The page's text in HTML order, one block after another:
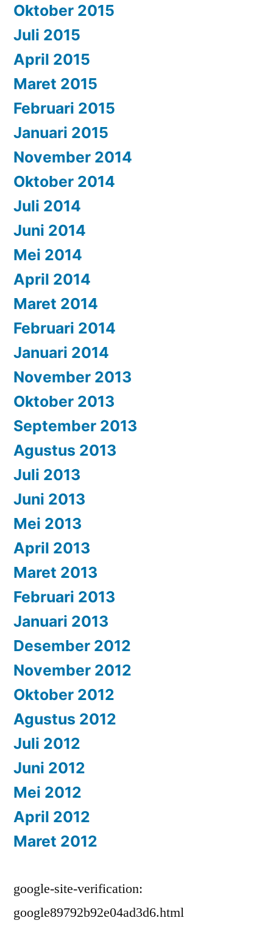
Oktober 2015
Juli 2015
April 2015
Maret 2015
Februari 2015
Januari 2015
November 2014
Oktober 2014
Juli 2014
Juni 2014
Mei 2014
April 2014
Maret 2014
Februari 2014
Januari 2014
November 2013
Oktober 2013
September 2013
Agustus 2013
Juli 2013
Juni 2013
Mei 2013
April 2013
Maret 2013
Februari 2013
Januari 2013
Desember 2012
November 2012
Oktober 2012
Agustus 2012
Juli 2012
Juni 2012
Mei 2012
April 2012
Maret 2012
google-site-verification:
google89792b92e04ad3d6.html